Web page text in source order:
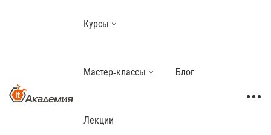
Курсы
Мастер-классы Блог
Лекции